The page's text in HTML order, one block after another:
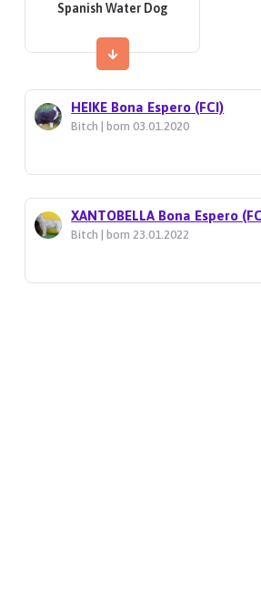
Spanish Water Dog
HEIKE Bona Espero (FCI)
Bitch | born 03.01.2020
XANTOBELLA Bona Espero
Bitch | born 23.01.2022